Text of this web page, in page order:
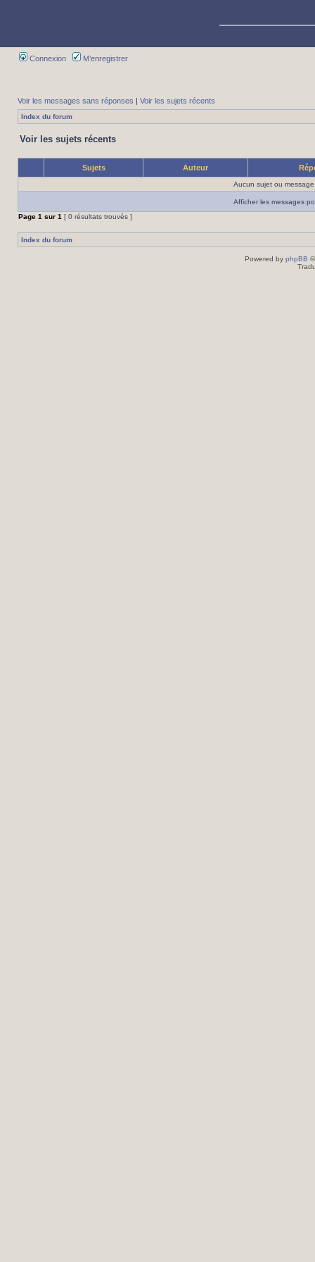
Connexion M’enregistrer
Voir les messages sans réponses | Voir les sujets récents
Index du forum
Voir les sujets récents
Sujets Auteur
Aucun sujet ou
Afficher les messages
Page 1 sur 1 [ 0 résultats trouvés ]
Index du forum
Powered by phpBB